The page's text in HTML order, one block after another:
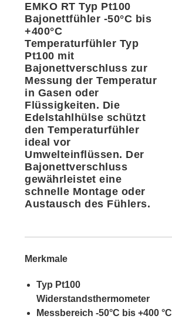
EMKO RT Typ Pt100
Bajonettfühler -50°C bis
+400°C
Temperaturfühler Typ
Pt100 mit
Bajonettverschluss zur
Messung der Temperatur
in Gasen oder
Flüssigkeiten. Die
Edelstahlhülse schützt
den Temperaturfühler
ideal vor
Umwelteinflüssen. Der
Bajonettverschluss
gewährleistet eine
schnelle Montage oder
Austausch des Fühlers.
Merkmale
Typ Pt100
Widerstandsthermometer
Messbereich -50°C bis +400 °C